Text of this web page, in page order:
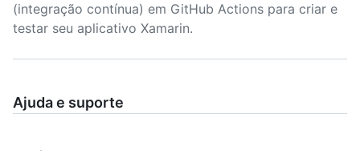
(integração contínua) em GitHub Actions para criar e
testar seu aplicativo Xamarin.
Ajuda e suporte